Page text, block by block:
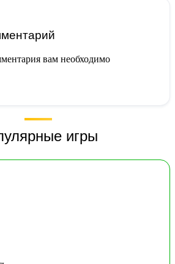
вам необходимо
игры